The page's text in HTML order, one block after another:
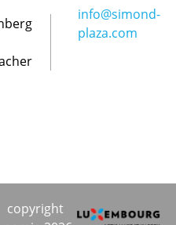
info@simond-
plaza.com
copyright